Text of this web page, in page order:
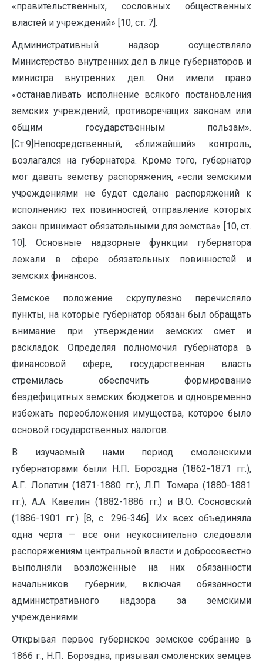
«правительственных, сословных общественных
властей и учреждений» [10, ст. 7].
Административный надзор осуществляло
Министерство внутренних дел в лице губернаторов и
министра внутренних дел. Они имели право
«останавливать исполнение всякого постановления
земских учреждений, противоречащих законам или
общим государственным пользам».
[Cт.9]Непосредственный, «ближайший» контроль,
возлагался на губернатора. Кроме того, губернатор
мог давать земству распоряжения, «если земскими
учреждениями не будет сделано распоряжений к
исполнению тех повинностей, отправление которых
закон принимает обязательными для земства» [10, ст.
10]. Основные надзорные функции губернатора
лежали в сфере обязательных повинностей и
земских финансов.
Земское положение скрупулезно перечисляло
пункты, на которые губернатор обязан был обращать
внимание при утверждении земских смет и
раскладок. Определяя полномочия губернатора в
финансовой сфере, государственная власть
стремилась обеспечить формирование
бездефицитных земских бюджетов и одновременно
избежать переобложения имущества, которое было
основой государственных налогов.
В изучаемый нами период смоленскими
губернаторами были Н.П. Бороздна (1862-1871 гг.),
А.Г. Лопатин (1871-1880 гг.), Л.П. Томара (1880-1881
гг.), А.А. Кавелин (1882-1886 гг.) и В.О. Сосновский
(1886-1901 гг.) [8, c. 296-346]. Их всех объединяла
одна черта — все они неукоснительно следовали
распоряжениям центральной власти и добросовестно
выполняли возложенные на них обязанности
начальников губернии, включая обязанности
административного надзора за земскими
учреждениями.
Открывая первое губернское земское собрание в
1866 г., Н.П. Бороздна, призывал смоленских земцев